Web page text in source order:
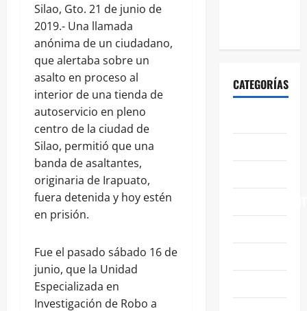
Silao, Gto. 21 de junio de
2019.- Una llamada
anónima de un ciudadano,
que alertaba sobre un
asalto en proceso al
interior de una tienda de
autoservicio en pleno
centro de la ciudad de
Silao, permitió que una
banda de asaltantes,
originaria de Irapuato,
fuera detenida y hoy estén
en prisión.
Fue el pasado sábado 16 de
junio, que la Unidad
Especializada en
Investigación de Robo a
CATEGORÍAS